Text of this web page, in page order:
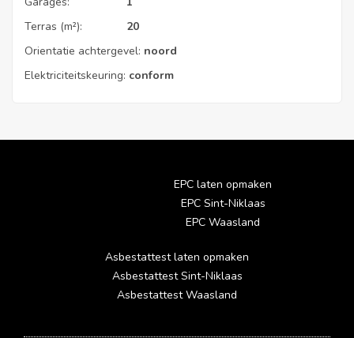
Terras (m²):
20
Orientatie achtergevel: noord
Elektriciteitskeuring: conform
EPC laten opmaken
EPC Sint-Niklaas
EPC Waasland
Asbestattest laten opmaken
Asbestattest Sint-Niklaas
Asbestattest Waasland